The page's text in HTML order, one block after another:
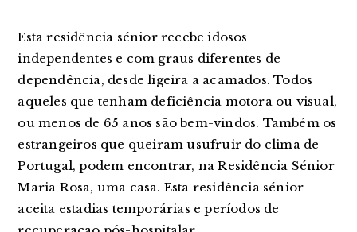
Esta residência sénior recebe idosos
independentes e com graus diferentes de
dependência, desde ligeira a acamados. Todos
aqueles que tenham deficiência motora ou visual,
ou menos de 65 anos são bem-vindos. Também os
estrangeiros que queiram usufruir do clima de
Portugal, podem encontrar, na Residência Sénior
Maria Rosa, uma casa. Esta residência sénior
aceita estadias temporárias e períodos de